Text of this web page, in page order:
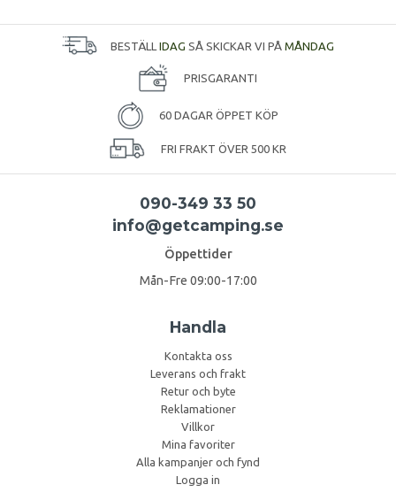
BESTÄLL IDAG SÅ SKICKAR VI PÅ MÅNDAG
PRISGARANTI
60 DAGAR ÖPPET KÖP
FRI FRAKT ÖVER 500 KR
090-349 33 50
info@getcamping.se
Öppettider
Mån-Fre 09:00-17:00
Handla
Kontakta oss
Leverans och frakt
Retur och byte
Reklamationer
Villkor
Mina favoriter
Alla kampanjer och fynd
Logga in